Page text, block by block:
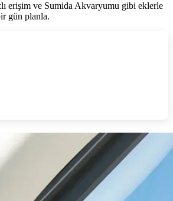
erişim ve Sumida Akvaryumu gibi eklerle
gün planla.